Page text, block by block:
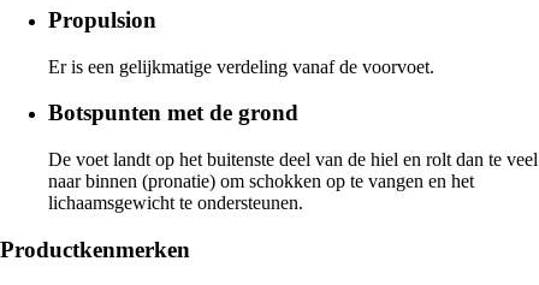
Propulsion
Er is een gelijkmatige verdeling vanaf de voorvoet.
Botspunten met de grond
De voet landt op het buitenste deel van de hiel en rolt dan te veel
naar binnen (pronatie) om schokken op te vangen en het
lichaamsgewicht te ondersteunen.
Productkenmerken